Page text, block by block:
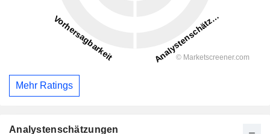
Mehr Ratings
Analystenschätzungen